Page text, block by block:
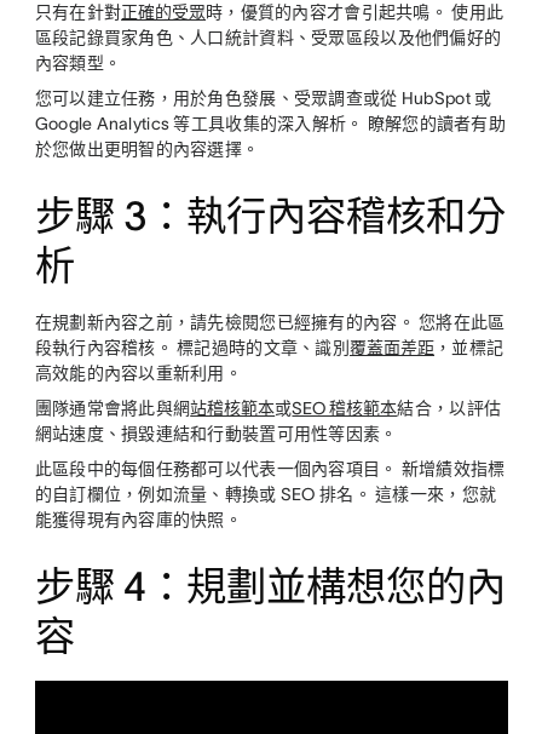
只有在針對正確的受眾時，優質的內容才會引起共鳴。 使用此
區段記錄買家角色、人口統計資料、受眾區段以及他們偏好的
內容類型。
您可以建立任務，用於角色發展、受眾調查或從 HubSpot 或
Google Analytics 等工具收集的深入解析。 瞭解您的讀者有助
於您做出更明智的內容選擇。
步驟 3：執行內容稽核和分
析
在規劃新內容之前，請先檢閱您已經擁有的內容。 您將在此區
段執行內容稽核。 標記過時的文章、識別 覆蓋面差距 ，並標記
高效能的內容以重新利用。
團隊通常會將此與網站稽核範本或SEO 稽核範本結合，以評估
網站速度、損毀連結和行動裝置可用性等因素。
此區段中的每個任務都可以代表一個內容項目。 新增績效指標
的自訂欄位，例如流量、轉換或 SEO 排名。 這樣一來，您就
能獲得現有內容庫的快照。
步驟 4：規劃並構想您的內
容